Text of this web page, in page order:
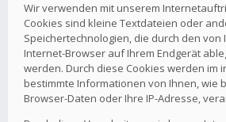
Wir verwenden mit unserem
Cookies sind kleine Textdateien oder
Speichertechnologien, die durch den von
Internet-Browser auf Ihrem Endgerät
werden. Durch diese Cookies werden im
bestimmte Informationen von Ihnen, wie
Browser-Daten oder Ihre IP-Adresse,